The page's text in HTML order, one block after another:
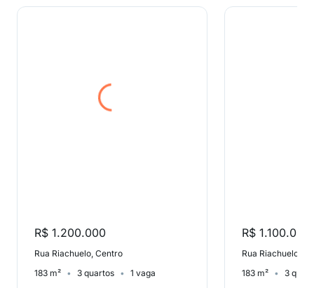
R$ 1.200.000
Rua Riachuelo, Centro
183 m²
3 quartos 1 vaga
R$ 1.100.000
Rua Riachuelo,
183 m²
3